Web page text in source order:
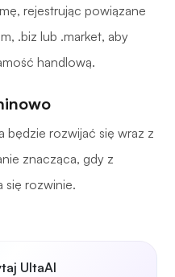
rejestrując powiązane
.biz lub .market, aby
handlową.
będzie rozwijać się wraz z
znacząca, gdy z
się rozwinie.
UltaAI